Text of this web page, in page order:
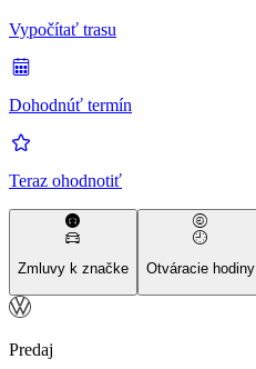
Vypočítať trasu
Dohodnúť termín
Teraz ohodnotiť
Zmluvy k značke Otváracie hodiny
Predaj